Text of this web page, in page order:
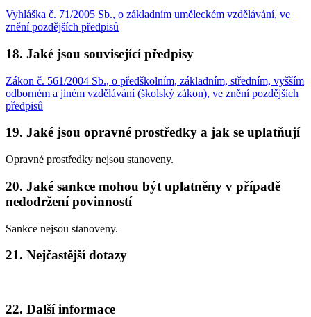
Vyhláška č. 71/2005 Sb., o základním uměleckém vzdělávání, ve
znění pozdějších předpisů
18. Jaké jsou související předpisy
Zákon č. 561/2004 Sb., o předškolním, základním, středním, vyšším
odborném a jiném vzdělávání (školský zákon), ve znění pozdějších
předpisů
19. Jaké jsou opravné prostředky a jak se uplatňují
Opravné prostředky nejsou stanoveny.
20. Jaké sankce mohou být uplatněny v případě
nedodržení povinností
Sankce nejsou stanoveny.
21. Nejčastější dotazy
22. Další informace